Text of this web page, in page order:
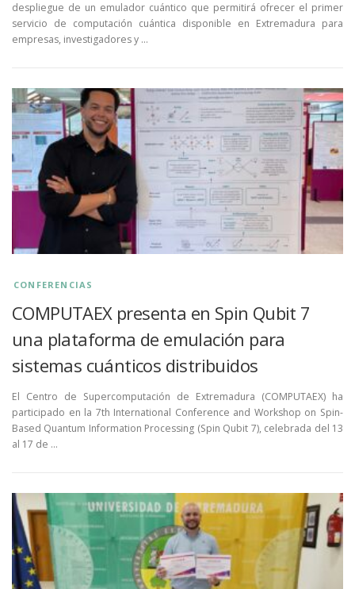
despliegue de un emulador cuántico que permitirá ofrecer el primer
servicio de computación cuántica disponible en Extremadura para
empresas, investigadores y …
CONFERENCIAS
COMPUTAEX presenta en Spin Qubit 7
una plataforma de emulación para
sistemas cuánticos distribuidos
El Centro de Supercomputación de Extremadura (COMPUTAEX) ha
participado en la 7th International Conference and Workshop on Spin-
Based Quantum Information Processing (Spin Qubit 7), celebrada del 13
al 17 de …